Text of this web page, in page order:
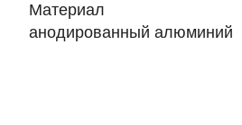
Материал
анодированный алюминий